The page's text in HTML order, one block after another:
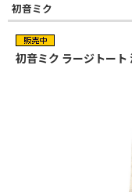
初音ミク
初音ミク ラージトー